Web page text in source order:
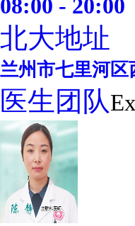
08:00 - 20:00
北大地址
兰州市七里河区
医生团队